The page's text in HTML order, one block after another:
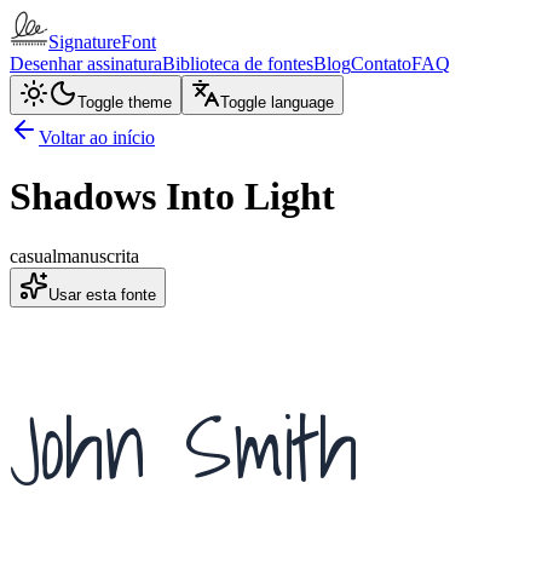
SignatureFont
Desenhar assinaturaBiblioteca de fontesBlogContatoFAQ
Toggle theme Toggle language
Voltar ao início
Shadows Into Light
casualmanuscrita
Usar esta fonte
John Smith